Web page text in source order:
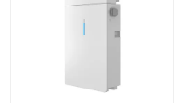
Control de calidad
Éntrenos en contacto con